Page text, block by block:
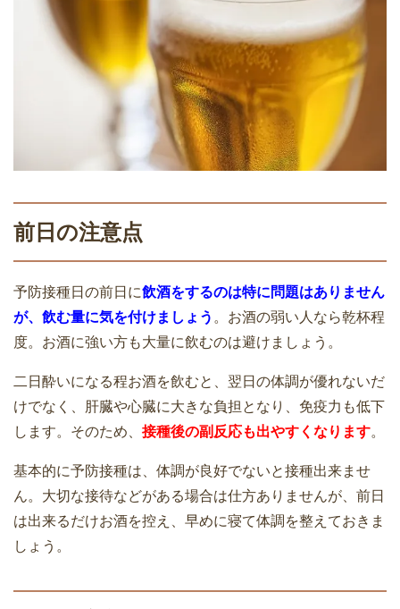
前日の注意点
予防接種日の前日に飲酒をするのは特に問題はありません
が、飲む量に気を付けましょう 。お酒の弱い人なら乾杯程
度。お酒に強い方も大量に飲むのは避けましょう。
二日酔いになる程お酒を飲むと、翌日の体調が優れないだ
けでなく、肝臓や心臓に大きな負担となり、免疫力も低下
します。そのため、 接種後の副反応も出やすくなります。
基本的に予防接種は、体調が良好でないと接種出来ませ
ん。大切な接待などがある場合は仕方ありませんが、前日
は出来るだけお酒を控え、早めに寝て体調を整えておきま
しょう。